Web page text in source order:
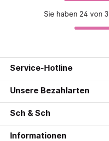
Sie haben 24 von
Service-Hotline
Unsere Bezahlarten
Sch & Sch
Informationen